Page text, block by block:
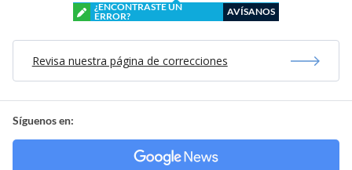
¿ENCONTRASTE UN
ERROR?
AVÍSANOS
Revisa nuestra página de correcciones
Síguenos en: